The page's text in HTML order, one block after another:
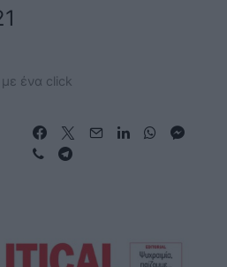
ένα click